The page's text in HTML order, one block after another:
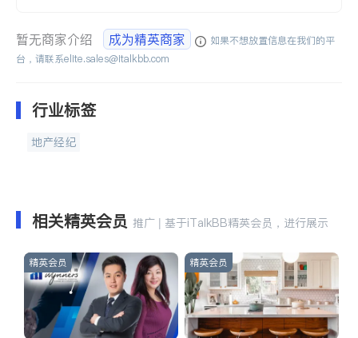
暂无商家介绍 成为精英商家
如果不想放置信息在我们的平
台，请联系elite.sales@italkbb.com
行业标签
地产经纪
相关精英会员 推广 | 基于iTalkBB精英会员，进行展示
精英会员 精英会员